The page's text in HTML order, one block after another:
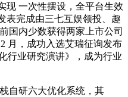
现 一次性摆设，全平台生效
表完成由三七互娱领投、趣
国内少数获得两家上市公司
月，成功入选艾瑞征询发布
行业研究演讲》，成为行业
研六大优化系统，其